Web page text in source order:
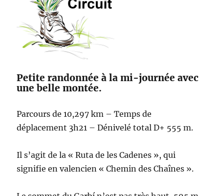
Petite randonnée à la mi-journée avec
une belle montée.
Parcours de 10,297 km – Temps de
déplacement 3h21 – Dénivelé total D+ 555 m.
Il s’agit de la « Ruta de les Cadenes », qui
signifie en valencien « Chemin des Chaînes ».